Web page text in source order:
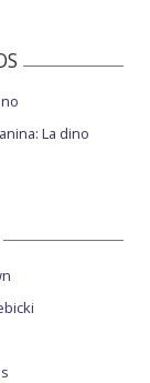
La dino